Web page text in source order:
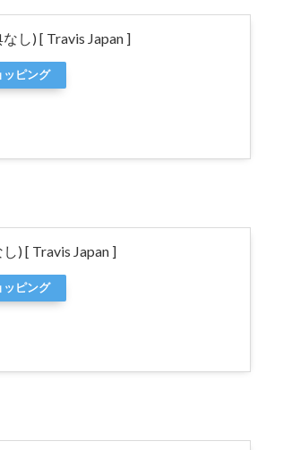
し) [ Travis Japan ]
ッピング
) [ Travis Japan ]
ッピング